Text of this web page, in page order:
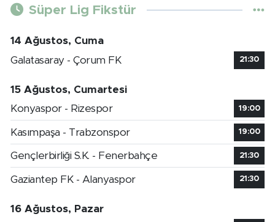
Süper Lig Fikstür
14 Ağustos, Cuma
Galatasaray - Çorum FK
21:30
15 Ağustos, Cumartesi
Konyaspor - Rizespor
19:00
Kasımpaşa - Trabzonspor 19:00
Gençlerbirliği S.K. - Fenerbahçe 21:30
Gaziantep FK - Alanyaspor 21:30
16 Ağustos, Pazar